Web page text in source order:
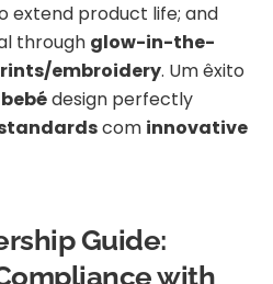
extend product life; and
through glow-in-the-
embroidery. Um êxito
design perfectly
com innovative
Guide:
with